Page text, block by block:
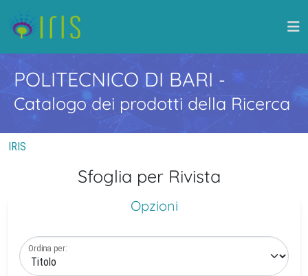
POLITECNICO DI BARI -
Catalogo dei prodotti della Ricerca
IRIS
Sfoglia per Rivista
Opzioni
Ordina per: